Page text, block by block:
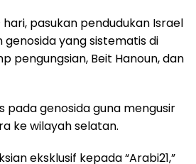
pasukan pendudukan Israel
yang sistematis di
pengungsian, Beit Hanoun, dan
pada genosida guna mengusir
ke wilayah selatan.
eksklusif kepada “Arabi21,”